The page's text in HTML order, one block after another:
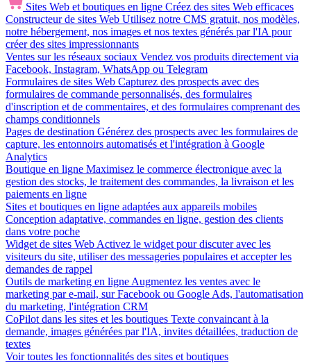
Sites Web et boutiques en ligne Créez des sites Web efficaces
Constructeur de sites Web Utilisez notre CMS gratuit, nos modèles,
notre hébergement, nos images et nos textes générés par l'IA pour
créer des sites impressionnants
Ventes sur les réseaux sociaux Vendez vos produits directement via
Facebook, Instagram, WhatsApp ou Telegram
Formulaires de sites Web Capturez des prospects avec des
formulaires de commande personnalisés, des formulaires
d'inscription et de commentaires, et des formulaires comprenant des
champs conditionnels
Pages de destination Générez des prospects avec les formulaires de
capture, les entonnoirs automatisés et l'intégration à Google
Analytics
Boutique en ligne Maximisez le commerce électronique avec la
gestion des stocks, le traitement des commandes, la livraison et les
paiements en ligne
Sites et boutiques en ligne adaptées aux appareils mobiles
Conception adaptative, commandes en ligne, gestion des clients
dans votre poche
Widget de sites Web Activez le widget pour discuter avec les
visiteurs du site, utiliser des messageries populaires et accepter les
demandes de rappel
Outils de marketing en ligne Augmentez les ventes avec le
marketing par e-mail, sur Facebook ou Google Ads, l'automatisation
du marketing, l'intégration CRM
CoPilot dans les sites et les boutiques Texte convaincant à la
demande, images générées par l'IA, invites détaillées, traduction de
textes
Voir toutes les fonctionnalités des sites et boutiques